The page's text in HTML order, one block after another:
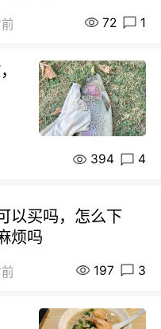
72 1
394 4
以买吗，怎么下
烦吗
197 3